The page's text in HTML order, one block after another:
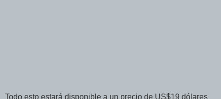
Todo esto estará disponible a un precio de US$19 dólares